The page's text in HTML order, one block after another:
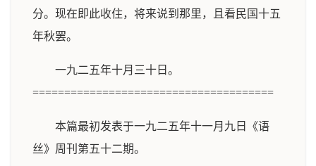
分。现在即此收住，将来说到那里，且看民国十五
年秋罢。
一九二五年十月三十日。
======================================
本篇最初发表于一九二五年十一月九日《语
丝》周刊第五十二期。